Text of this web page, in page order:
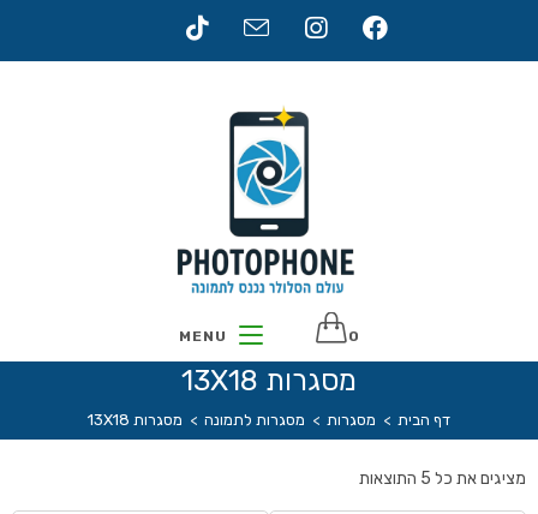
0
MENU
מסגרות 13X18
דף הבית > מסגרות > מסגרות לתמונה > מסגרות 13X18
מציגים את כל ⁦5⁩ התוצאות